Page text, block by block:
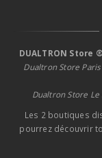
DUALTRON Store ®
Dualtron Store
Dualtron Store Le
Les 2 boutiques
pourrez découvrir